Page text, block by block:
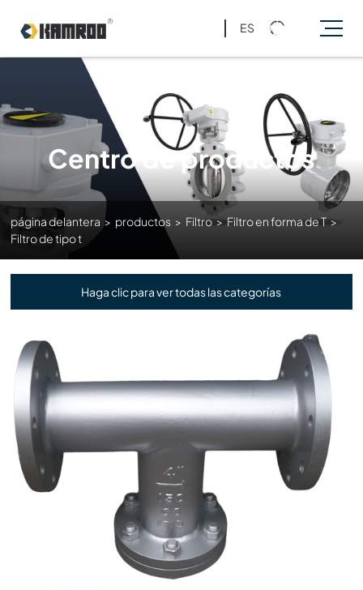
ES
Centro de productos
página delantera > productos > Filtro > Filtro en forma de T >
Filtro de tipo t
Haga clic para ver todas las categorías